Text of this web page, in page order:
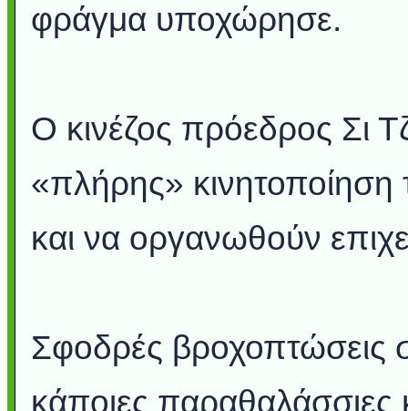
φράγμα υποχώρησε.
Ο κινέζος πρόεδρος Σι
«πλήρης»
και να οργανωθούν
Σφοδρές βροχοπτώσεις
κάποιες παραθαλάσσιες